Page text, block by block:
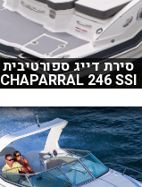
סירת דייג ספורטיבית
CHAPARRAL 246 SSI